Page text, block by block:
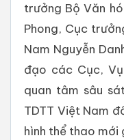
trưởng Bộ Văn
Phong, Cục
Nam Nguyễn
đạo các Cục,
quan tâm sâu
TDTT Việt Nam
hình thể thao mới